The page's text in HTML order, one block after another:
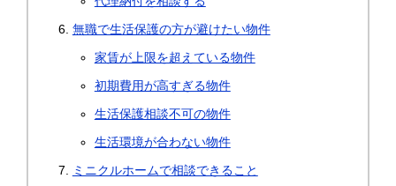
無職で生活保護の方が避けたい物件
家賃が上限を超えている物件
初期費用が高すぎる物件
生活保護相談不可の物件
生活環境が合わない物件
ミニクルホームで相談できること